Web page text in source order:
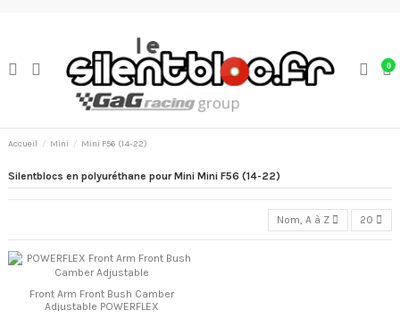
0
Accueil Mini Mini F56 (14-22)
Silentblocs en polyuréthane pour Mini Mini F56 (14-22)
Nom, A à Z 20
Front Arm Front Bush Camber
Adjustable POWERFLEX